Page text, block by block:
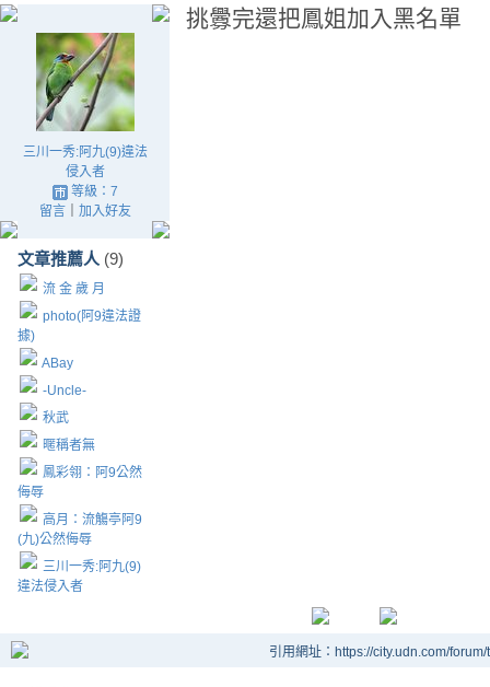
三川一秀:阿九(9)違法
侵入者
等級：7
留言｜ 加入好友
文章推薦人 (9)
流 金 歲 月
photo(阿9違法證
據)
ABay
-Uncle-
秋武
暱稱者無
鳳彩翎：阿9公然
侮辱
高月：流觴亭阿9
(九)公然侮辱
三川一秀:阿九(9)
違法侵入者
挑釁完還把鳳姐加入黑名單
引用網址：https://city.udn.com/